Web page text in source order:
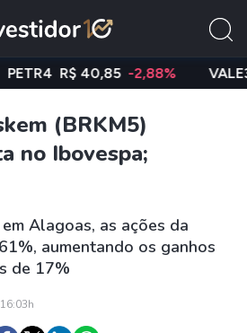
R$ 40,85 -2,88% VALE3 R$
(BRKM5)
no Ibovespa;
Alagoas, as ações da
aumentando os ganhos
de 17%